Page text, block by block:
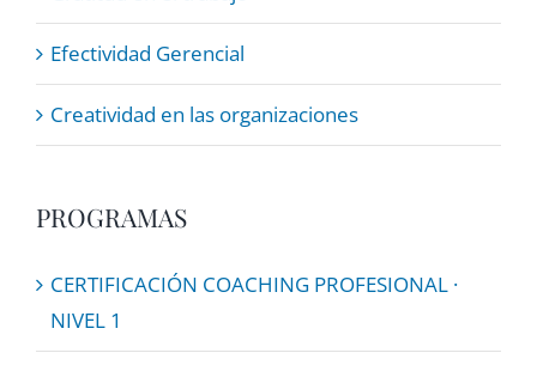
Efectividad Gerencial
Creatividad en las organizaciones
PROGRAMAS
CERTIFICACIÓN COACHING PROFESIONAL ·
NIVEL 1